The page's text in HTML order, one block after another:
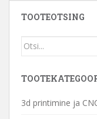
TOOTEOTSING
3d printimine ja